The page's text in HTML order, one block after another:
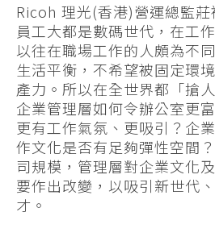
Ricoh 理光(香港)營運總監
員工大都是數碼世代，在工
以往在職場工作的人頗為不
生活平衡，不希望被固定環
產力。所以在全世界都「搶
企業管理層如何令辦公室更
更有工作氣氛、更吸引？企
作文化是否有足夠彈性空間
司規模，管理層對企業文化
要作出改變，以吸引新世代
才。